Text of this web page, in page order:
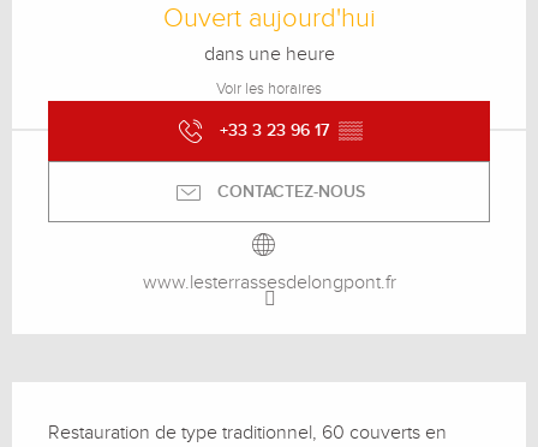
Ouvert aujourd'hui
dans une heure
Voir les horaires
+33 3 23 96 17 ▒▒
CONTACTEZ-NOUS
www.lesterrassesdelongpont.fr
Restauration de type traditionnel, 60 couverts en